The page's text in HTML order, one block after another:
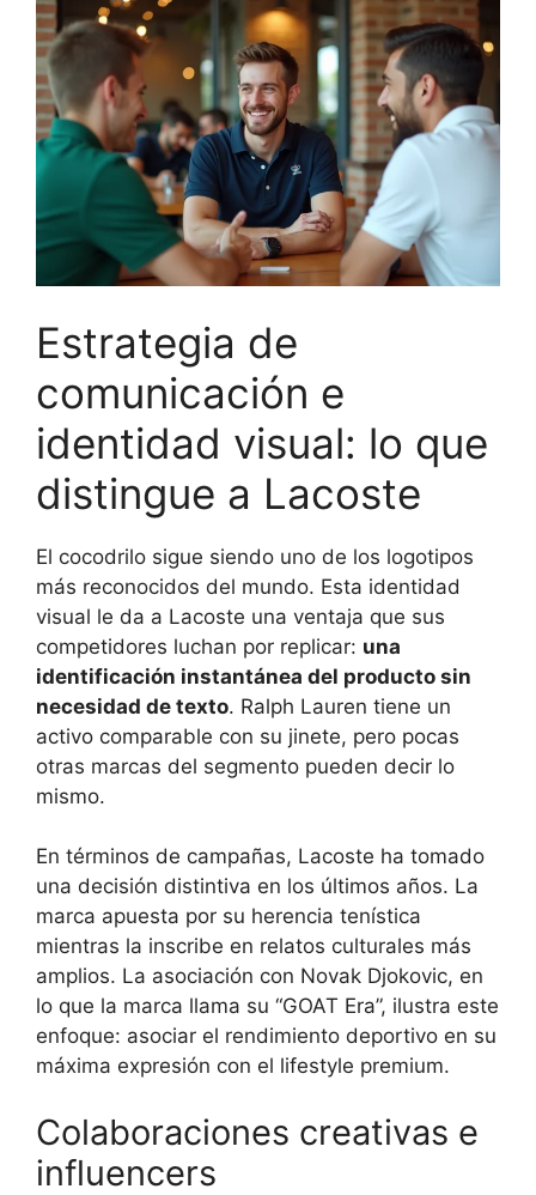
Estrategia de
comunicación e
identidad visual: lo que
distingue a Lacoste
El cocodrilo sigue siendo uno de los logotipos
más reconocidos del mundo. Esta identidad
visual le da a Lacoste una ventaja que sus
competidores luchan por replicar: una
identificación instantánea del producto sin
necesidad de texto. Ralph Lauren tiene un
activo comparable con su jinete, pero pocas
otras marcas del segmento pueden decir lo
mismo.
En términos de campañas, Lacoste ha tomado
una decisión distintiva en los últimos años. La
marca apuesta por su herencia tenística
mientras la inscribe en relatos culturales más
amplios. La asociación con Novak Djokovic, en
lo que la marca llama su “GOAT Era”, ilustra este
enfoque: asociar el rendimiento deportivo en su
máxima expresión con el lifestyle premium.
Colaboraciones creativas e
influencers